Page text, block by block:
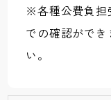
※各種公費負担
での確認がで
い。